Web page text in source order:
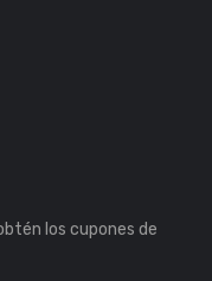
los cupones de